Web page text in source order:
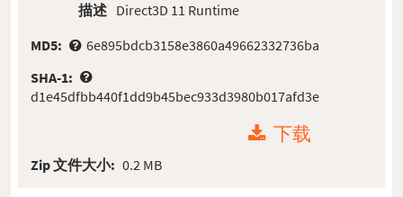
描述 Direct3D 11 Runtime
MD5:
6e895bdcb3158e3860a49662332736ba
SHA-1:
d1e45dfbb440f1dd9b45bec933d3980b017afd3e
下载
Zip 文件大小: 0.2 MB